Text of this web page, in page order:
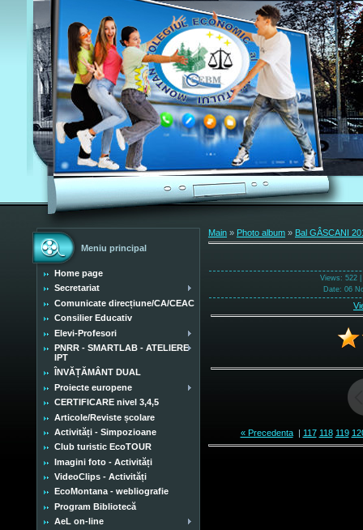
Meniu principal
Home page
Secretariat
Comunicate direcțiune/CA/CEAC
Consilier Educativ
Elevi-Profesori
PNRR - SMARTLAB - ATELIERE
IPT
ÎNVĂȚĂMÂNT DUAL
Proiecte europene
CERTIFICARE nivel 3,4,5
Articole/Reviste școlare
Activități - Simpozioane
Club turistic EcoTOUR
Imagini foto - Activități
VideoClips - Activități
EcoMontana - webliografie
Program Bibliotecă
AeL on-line
Main » Photo album » Bal GÂSCANI
Views: 522 |
Date: 06
« Precedenta| 117 118 119